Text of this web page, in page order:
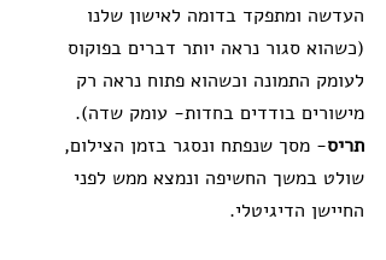
העדשה ומתפקד בדומה לאישון שלנו
(כשהוא סגור נראה יותר דברים בפוקוס
לעומק התמונה וכשהוא פתוח נראה רק
מישורים בודדים בחדות- עומק שדה).
תריס- מסך שנפתח ונסגר בזמן הצילום,
שולט במשך החשיפה ונמצא ממש לפני
החיישן הדיגיטלי.